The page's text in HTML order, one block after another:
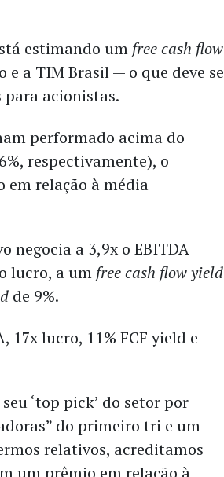
estimando um free cash flow
e a TIM Brasil — o que deve se
acionistas.
performado acima do
respectivamente), o
relação à média
negocia a 3,9x o EBITDA
lucro, a um free cash flow yield
de 9%.
17x lucro, 11% FCF yield e
‘top pick’ do setor por
do primeiro tri e um
relativos, acreditamos